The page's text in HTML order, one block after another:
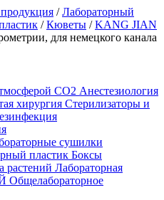
/Лабораторный
/Кюветы /KANG JIAN
для немецкого канала
CO2 Анестезиология
хирургия Стерилизаторы и
сушилки
пластик Боксы
растений Лабораторная
Общелабораторное